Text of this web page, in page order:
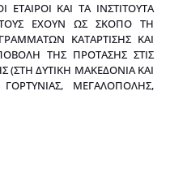
ΕΤΑΙΡΟΙ ΚΑΙ ΤΑ ΙΝΣΤΙΤΟΥΤΑ
ΕΧΟΥΝ ΩΣ ΣΚΟΠΟ ΤΗ
ΚΑΤΑΡΤΙΣΗΣ ΚΑΙ
ΤΗΣ ΠΡΟΤΑΣΗΣ ΣΤΙΣ
(ΣΤΗ ΔΥΤΙΚΗ ΜΑΚΕΔΟΝΙΑ ΚΑΙ
ΜΕΓΑΛΟΠΟΛΗΣ,